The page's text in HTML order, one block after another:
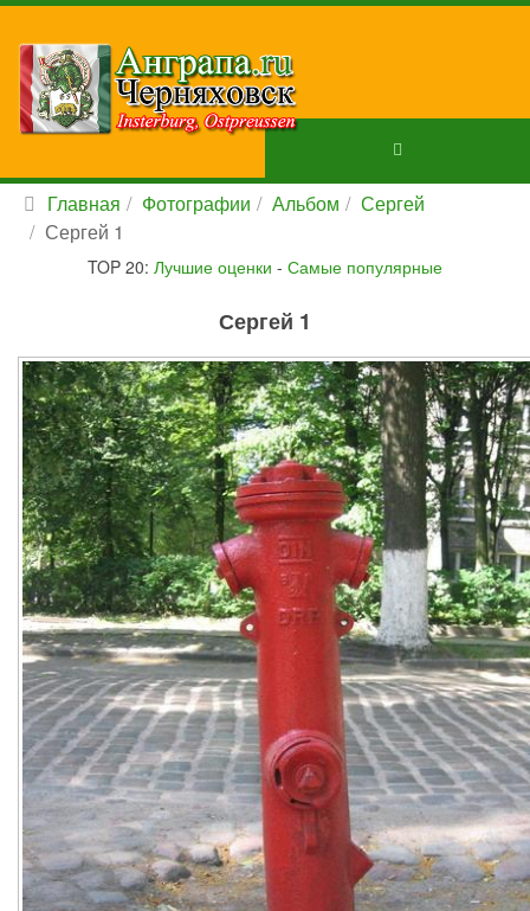
Главная Фотографии Альбом
Сергей
Сергей 1
TOP 20: Лучшие оценки - Самые популярные
Сергей 1